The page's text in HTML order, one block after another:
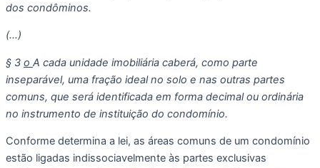
dos condôminos.
(…)
§ 3 o A cada unidade imobiliária caberá, como parte
inseparável, uma fração ideal no solo e nas outras partes
comuns, que será identificada em forma decimal ou ordinária
no instrumento de instituição do condomínio.
Conforme determina a lei, as áreas comuns de um condomínio
estão ligadas indissociavelmente às partes exclusivas